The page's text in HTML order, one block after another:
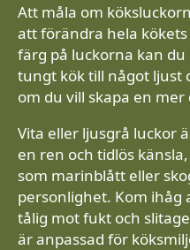
Att måla om
att förändra hela
färg på luckorna kan
tungt kök till något ljust
om du vill skapa en
Vita eller ljusgrå luckor
en ren och tidlös
som marinblått eller
personlighet. Kom ihåg
tålig mot fukt och
är anpassad för